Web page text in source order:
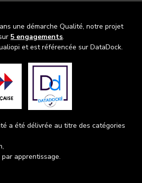
une démarche Qualité, notre projet
5 engagements.
et est référencée sur DataDock.
a été délivrée au titre des catégories
apprentissage.